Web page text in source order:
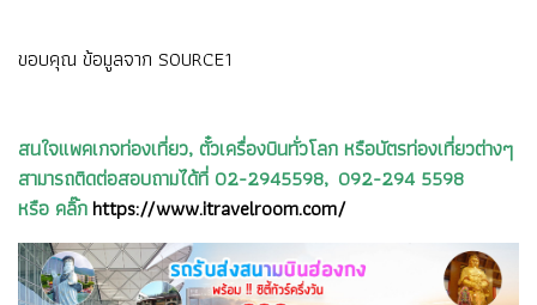
ขอบคุณ ข้อมูลจาก SOURCE1
สนใจแพคเกจท่องเที่ยว, ตั๋วเครื่องบินทั่วโลก หรือบัตรท่องเที่ยวต่างๆ
สามารถติดต่อสอบถามได้ที่ 02-2945598, 092-294 5598
หรือ คลิ๊กhttps://www.itravelroom.com/